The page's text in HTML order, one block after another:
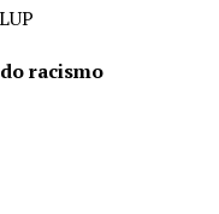
racismo